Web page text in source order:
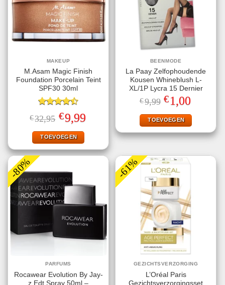
MAKEUP
M.Asam Magic Finish
Foundation Porcelain Teint
SPF30 30ml
Gewaardeerd
4.50uit 5
€32,95 Oorspronkelijke
prijs
was:
€32,95.
€9,99Huidige
prijs
TOEVOEGEN
BEENMODE
La Paay Zelfophoudende
Kousen Whineblush L-
XL/1P Lycra 15 Dernier
€9,99 Oorspronkelijke
prijs
was:
€9,99.
€1,00
is:
€1,00.
TOEVOEGEN
-80%
PARFUMS
Rocawear Evolution By Jay-
z Edt Spray 50ml –
-61%
GEZICHTSVERZORGING
L’Oréal Paris
Gezichtsverzorgingsset